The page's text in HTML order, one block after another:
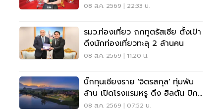
08 ส.ค. 2569 | 22:33 น.
รมว.ท่องเที่ยว ถกทูตรัสเซีย ตั้งเป้า
ดึงนักท่องเที่ยวทะลุ 2 ล้านคน
08 ส.ค. 2569 | 11:20 น.
บิ๊กทุนเชียงราย 'จิตรสกุล' ทุ่มพัน
ล้าน เปิดโรงแรมหรู ดึง ฮิลตัน ปัก
หมุดแบรนด์ใหม่
08 ส.ค. 2569 | 07:52 น.